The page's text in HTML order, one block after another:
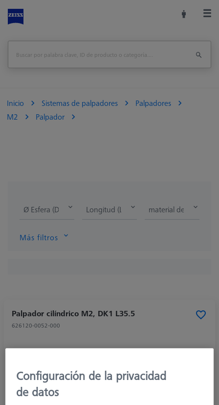
Inicio Sistemas de palpadores
Palpadores
M2
Palpador
Ø Esfera (DK) Longitud (L) material de la punta
Más filtros
Palpador cilíndrico M2, DK1 L35.5
626120-0052-000
Configuración de la privacidad
de datos